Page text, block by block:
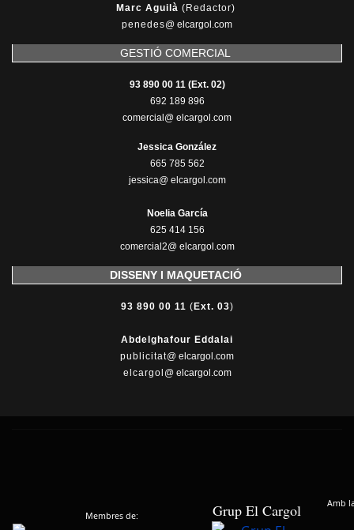
Marc Aguilà (Redactor)
penedes@ elcargol.com
GESTIÓ COMERCIAL
93 890 00 11 (Ext. 02)
692 189 896
comercial@ elcargol.com
Jessica González
665 785 562
jessica@ elcargol.com
Noelia García
625 414 156
comercial2@ elcargol.com
DISSENY I MAQUETACIÓ
93 890 00 11 ( Ext. 03)
Abdelghafour Eddalai
publicitat@ elcargol.com
elcargol @ elcargol.com
Membres de: Grup El Cargol Amb